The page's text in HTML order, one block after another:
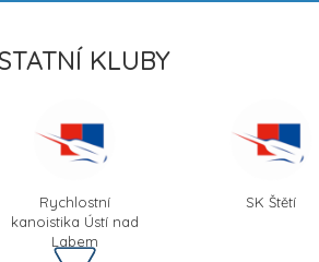
KLUBY
Rychlostní
kanoistika Ústí nad
Labem
SK Štětí